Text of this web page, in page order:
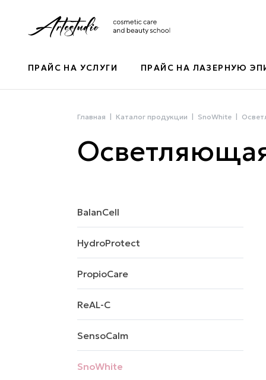
ПРАЙС НА УСЛУГИ ПРАЙС НА ЛАЗЕРНУЮ
Главная Каталог продукции SnoWhite
BalanCell
HydroProtect
PropioCare
ReAL-C
SensoCalm
SnoWhite